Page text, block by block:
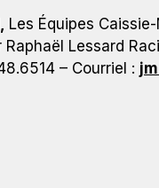
Les Équipes
Lessard
– Courriel :